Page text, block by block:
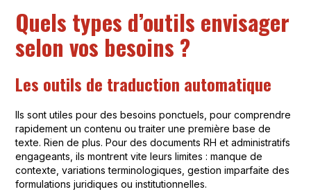
Quels types d’outils envisager
selon vos besoins ?
Les outils de traduction automatique
Ils sont utiles pour des besoins ponctuels, pour comprendre
rapidement un contenu ou traiter une première base de
texte. Rien de plus. Pour des documents RH et administratifs
engageants, ils montrent vite leurs limites : manque de
contexte, variations terminologiques, gestion imparfaite des
formulations juridiques ou institutionnelles.